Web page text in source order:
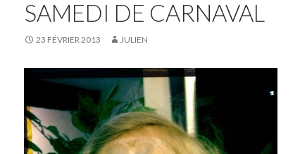
SAMEDI DE CARNAVAL
23 FÉVRIER 2013 JULIEN